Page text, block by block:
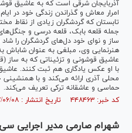
آذربایجان شرقی است که به عاشیق
امرار معاش و گذراندن زندگی خود در
تابستان که گردشگران زیادی از نقاط
جمله قلعه بابک، قلعه درسی و
ساز و نوای خود دل‌های گردشگران را
هنرنمایی وی، مبلغی به عنوان
عاشیق قوشونی و تزئیناتی که به ساز
با او عکس یادگاری هم ثبت کنند.
محلی آذری ارائه می‌کند و با همنشینی
حماسی و عاشقانه ترکی تعریف می‌کند.
کد خبر: ۴۴۸۴۶۳ تاریخ انتشار : ۱۳۹۷/۰۶/۰۸
شهرام صارمی مدیر اجرایی